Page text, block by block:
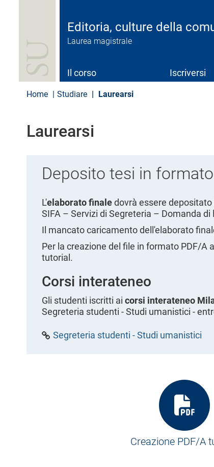
Editoria, culture della
Laurea magistrale
Il corso Iscriversi
Home Studiare Laurearsi
Laurearsi
Deposito tesi in
L'elaborato finaledovrà essere
SIFA – Servizi di Segreteria – Domanda
Il mancato caricamento dell'elaborato
Per la creazione del file in formato PDF/A
tutorial.
Corsi interateneo
Gli studenti iscritti ai corsi interateneo
Segreteria studenti - Studi umanistici -
Segreteria studenti - Studi umanistici
Creazione PDF/A